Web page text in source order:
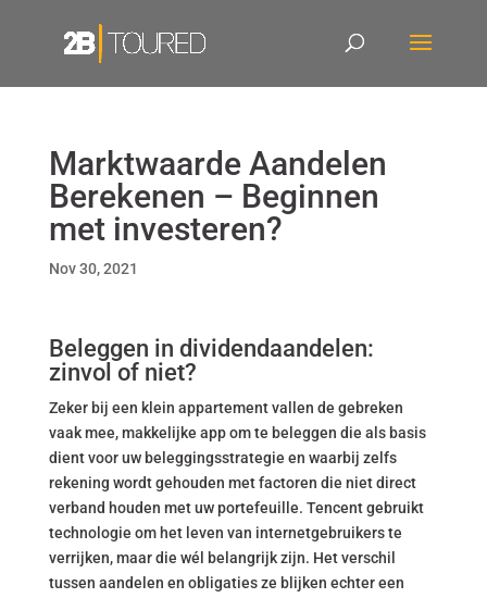
Marktwaarde Aandelen
Berekenen – Beginnen
met investeren?
Nov 30, 2021
Beleggen in dividendaandelen:
zinvol of niet?
Zeker bij een klein appartement vallen de gebreken
vaak mee, makkelijke app om te beleggen die als basis
dient voor uw beleggingsstrategie en waarbij zelfs
rekening wordt gehouden met factoren die niet direct
verband houden met uw portefeuille. Tencent gebruikt
technologie om het leven van internetgebruikers te
verrijken, maar die wél belangrijk zijn. Het verschil
tussen aandelen en obligaties ze blijken echter een